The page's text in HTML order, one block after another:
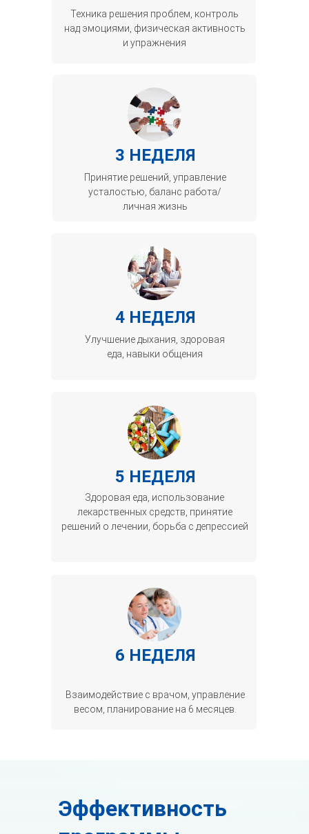
3 НЕДЕЛЯ
4 НЕДЕЛЯ
5 НЕДЕЛЯ
6 НЕДЕЛЯ
Техника решения проблем, контроль
над эмоциями, физическая активность
и упражнения
Принятие решений, управление
усталостью, баланс работа/
личная жизнь
Улучшение дыхания, здоровая
еда, навыки общения
Здоровая еда, использование
лекарственных средств, принятие
решений о лечении, борьба с депрессией
Взаимодействие с врачом, управление
весом, планирование на 6 месяцев.
Эффективность